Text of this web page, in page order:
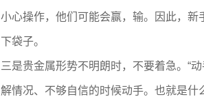
小心操作，他们可能会赢，输。因此，
下袋子。
三是贵金属形势不明朗时，不要着急。“
解情况、不够自信的时候动手。也就是